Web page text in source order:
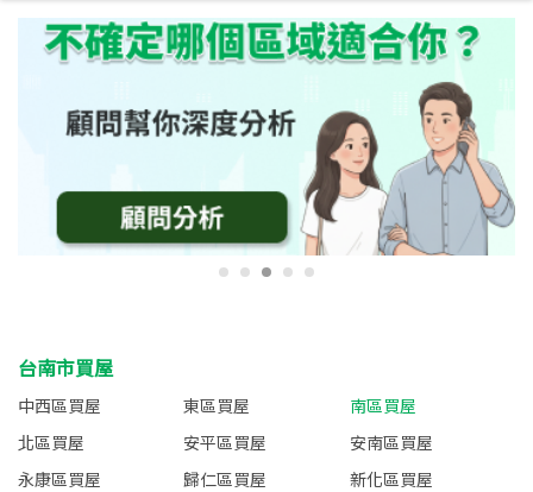
台南市買屋
中西區買屋 東區買屋
南區買屋
北區買屋
安平區買屋
安南區買屋
永康區買屋
歸仁區買屋
新化區買屋